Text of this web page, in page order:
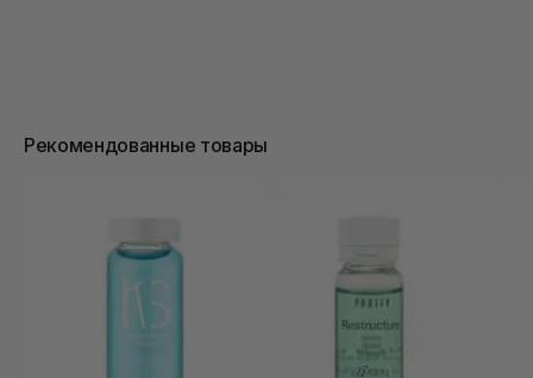
Рекомендованные товары